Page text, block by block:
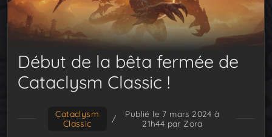
Début de la bêta fermée de
Cataclysm Classic !
Cataclysm
Classic
/
Publié le 7 mars 2024 à
21h44 par Zora